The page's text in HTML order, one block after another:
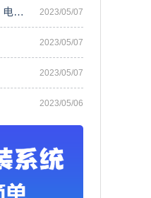
联想ThinkPad X1 Carbon（2017）电脑安 2023/05/07
2023/05/07
2023/05/07
2023/05/06